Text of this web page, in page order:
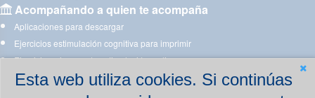
Esta web utiliza cookies. Si continúas
Acompañando a quien te acompaña
Aplicaciones para descargar
Ejercicios estimulación cognitiva para imprimir
Ejercicios y juegos de estimulación on line